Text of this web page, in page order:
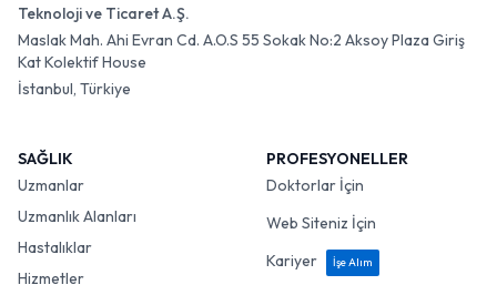
Teknoloji ve Ticaret A.Ş.
Maslak Mah. Ahi Evran Cd. A.O.S 55 Sokak No:2 Aksoy Plaza Giriş
Kat Kolektif House
İstanbul, Türkiye
SAĞLIK
Uzmanlar
Uzmanlık Alanları
Hastalıklar
Hizmetler
PROFESYONELLER
Doktorlar İçin
Web Siteniz İçin
Kariyer
İşe Alım